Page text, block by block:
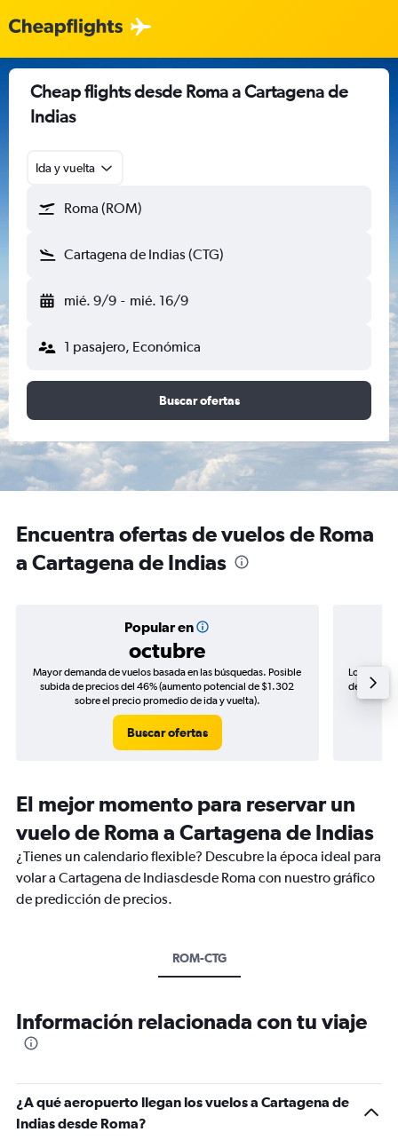
Cheap flights desde Roma a Cartagena de
Indias
Ida y vuelta
Roma (ROM)
Cartagena de Indias (CTG)
mié. 9/9 - mié. 16/9
1 pasajero, Económica
Buscar ofertas
Encuentra ofertas de vuelos de Roma
a Cartagena de Indias
Popular en
octubre
Mayor demanda de vuelos basada en las búsquedas. Posible
subida de precios del 46% (aumento potencial de $1.302
sobre el precio promedio de ida y vuelta).
Buscar ofertas
Los
de precios
El mejor momento para reservar un
vuelo de Roma a Cartagena de Indias
¿Tienes un calendario flexible? Descubre la época ideal para
volar a Cartagena de Indiasdesde Roma con nuestro gráfico
de predicción de precios.
ROM-CTG
Información relacionada con tu viaje
¿A qué aeropuerto llegan los vuelos a Cartagena de
Indias desde Roma?